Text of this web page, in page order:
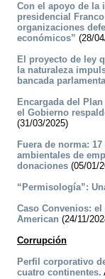
Con el apoyo de la
presidencial
organizaciones
económicos” (28/
El proyecto de ley
la naturaleza
bancada
Encargada del
el Gobierno
(31/03/2025)
Fuera de norma:
ambientales de
donaciones (05/01/
“Permisología”:
Caso Convenios:
American (24/11/
Corrupción
Perfil corporativo
cuatro continentes.